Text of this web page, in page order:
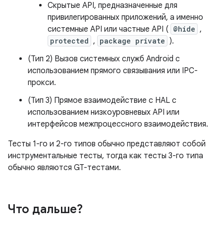
Скрытые API, предназначенные для
привилегированных приложений, а именно
системные API или частные API ( @hide ,
protected , package private ).
(Тип 2) Вызов системных служб Android с
использованием прямого связывания или IPC-
прокси.
(Тип 3) Прямое взаимодействие с HAL с
использованием низкоуровневых API или
интерфейсов межпроцессного взаимодействия.
Тесты 1-го и 2-го типов обычно представляют собой
инструментальные тесты, тогда как тесты 3-го типа
обычно являются GT-тестами.
Что дальше?